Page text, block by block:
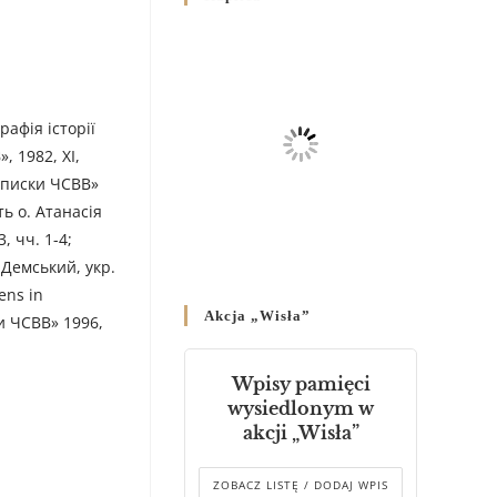
історії
1982, XI,
ЧСВВ»
о. Атанасія
чч. 1-4;
укр.
in
ЧСВВ» 1996,
Родин
Справ Молоді та встановленя
складу Катихитичної Комісії
днях 2-12 липня 2024 р.”
Декрет єпископів
Перемисько-Варшавської
Митрополії стосовно
звершування Божественної
літургії
Akcja „Wisła”
Wpisy pamięci
wysiedlonym w
akcji „Wisła”
ZOBACZ LISTĘ / DODAJ WPIS